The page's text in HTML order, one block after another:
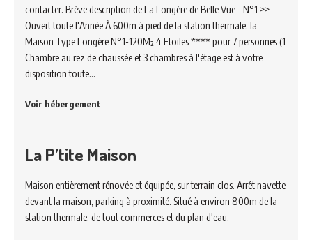
contacter. Brève description de La Longère de Belle Vue - N°1 >>
Ouvert toute l'Année À 600m à pied de la station thermale, la
Maison Type Longère N°1-120M² 4 Etoiles **** pour 7 personnes (1
Chambre au rez de chaussée et 3 chambres à l'étage est à votre
disposition toute…
Voir hébergement
La P’tite Maison
Maison entièrement rénovée et équipée, sur terrain clos. Arrêt navette
devant la maison, parking à proximité. Situé à environ 800m de la
station thermale, de tout commerces et du plan d'eau.